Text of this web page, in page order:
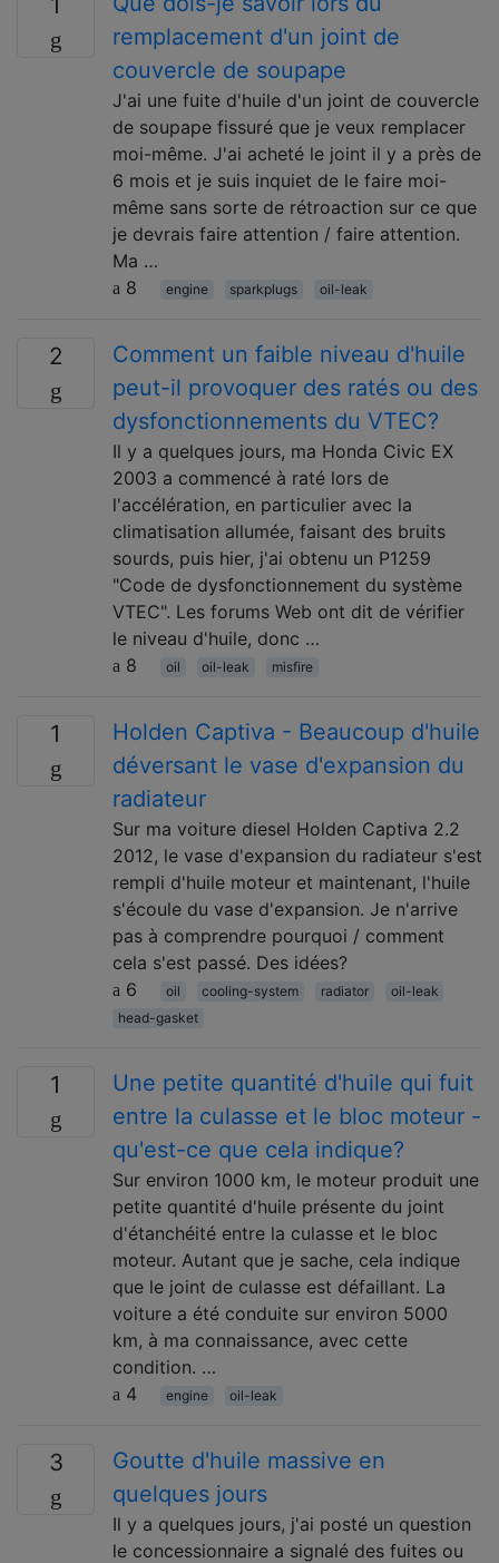
remplacement d'un joint de
couvercle de soupape
J'ai une fuite d'huile d'un joint de couvercle
de soupape fissuré que je veux remplacer
moi-même. J'ai acheté le joint il y a près de
6 mois et je suis inquiet de le faire moi-
même sans sorte de rétroaction sur ce que
je devrais faire attention / faire attention.
Ma …
8
engine sparkplugs oil-leak
2
Comment un faible niveau d'huile
peut-il provoquer des ratés ou des
dysfonctionnements du VTEC?
Il y a quelques jours, ma Honda Civic EX
2003 a commencé à raté lors de
l'accélération, en particulier avec la
climatisation allumée, faisant des bruits
sourds, puis hier, j'ai obtenu un P1259
"Code de dysfonctionnement du système
VTEC". Les forums Web ont dit de vérifier
le niveau d'huile, donc …
8
oil oil-leak misfire
1
Holden Captiva - Beaucoup d'huile
déversant le vase d'expansion du
radiateur
Sur ma voiture diesel Holden Captiva 2.2
2012, le vase d'expansion du radiateur s'est
rempli d'huile moteur et maintenant, l'huile
s'écoule du vase d'expansion. Je n'arrive
pas à comprendre pourquoi / comment
cela s'est passé. Des idées?
6
oil cooling-system radiator
oil-leak
head-gasket
1
Une petite quantité d'huile qui fuit
entre la culasse et le bloc moteur -
qu'est-ce que cela indique?
Sur environ 1000 km, le moteur produit une
petite quantité d'huile présente du joint
d'étanchéité entre la culasse et le bloc
moteur. Autant que je sache, cela indique
que le joint de culasse est défaillant. La
voiture a été conduite sur environ 5000
km, à ma connaissance, avec cette
condition. …
4
engine oil-leak
3
Goutte d'huile massive en
quelques jours
Il y a quelques jours, j'ai posté un question
le concessionnaire a signalé des fuites ou